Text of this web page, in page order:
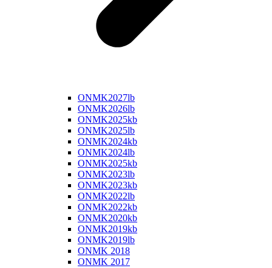
ONMK2027lb
ONMK2026lb
ONMK2025kb
ONMK2025lb
ONMK2024kb
ONMK2024lb
ONMK2025kb
ONMK2023lb
ONMK2023kb
ONMK2022lb
ONMK2022kb
ONMK2020kb
ONMK2019kb
ONMK2019lb
ONMK 2018
ONMK 2017